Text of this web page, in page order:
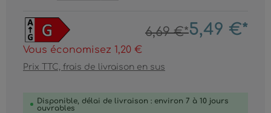
6,69 €*5,49 €*
Vous économisez 1,20 €
Prix TTC, frais de livraison en sus
Disponible, délai de livraison : environ 7 à 10 jours
ouvrables